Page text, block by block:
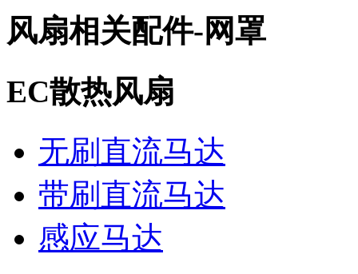
风扇相关配件-网罩
EC散热风扇
无刷直流马达
带刷直流马达
感应马达